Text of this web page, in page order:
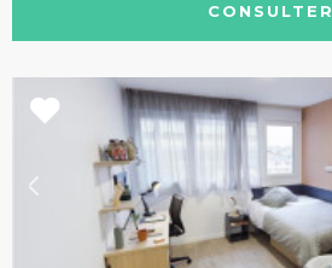
CONSULTER